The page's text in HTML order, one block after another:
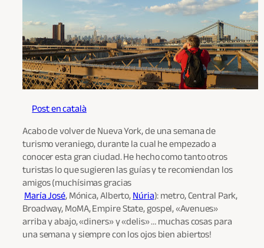
Post en català
Acabo de volver de Nueva York, de una semana de
turismo veraniego, durante la cual he empezado a
conocer esta gran ciudad. He hecho como tanto otros
turistas lo que sugieren las guías y te recomiendan los
amigos (muchísimas gracias
María José, Mónica, Alberto, Núria): metro, Central Park,
Broadway, MoMA, Empire State, gospel, «Avenues»
arriba y abajo, «diners» y «delis» … muchas cosas para
una semana y siempre con los ojos bien abiertos!